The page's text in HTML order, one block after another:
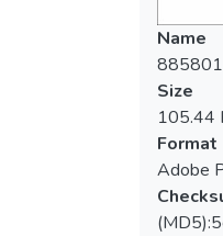
Name
Size
105.44
Format
Adobe